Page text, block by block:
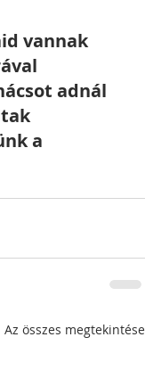
vannak
adnál
a
Az összes megtekintése